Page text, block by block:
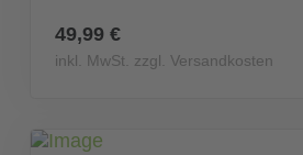
49,99 €
inkl. MwSt. zzgl. Versandkosten